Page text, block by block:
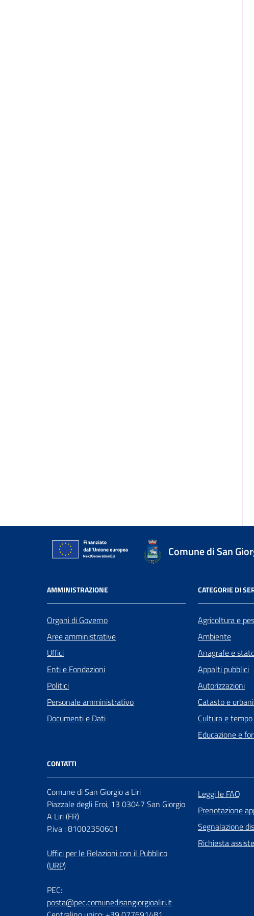
Comune di San
AMMINISTRAZIONE
Organi di Governo
Aree amministrative
Uffici
Enti e Fondazioni
Politici
Personale amministrativo
Documenti e Dati
CATEGORIE DI
Agricoltura e
Ambiente
Anagrafe e
Appalti pubblici
Autorizzazioni
Catasto e
Cultura e
Educazione e
CONTATTI
Comune di San Giorgio a Liri
Piazzale degli Eroi, 13 03047 San Giorgio
A Liri (FR)
P.iva : 81002350601
Uffici per le Relazioni con il Pubblico
(URP)
PEC:
posta@pec.comunedisangiorgioaliri.it
Leggi le FAQ
Prenotazione
Segnalazione
Richiesta